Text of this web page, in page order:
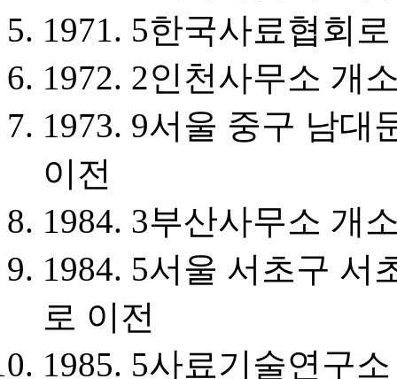
1971. 5한국사료협회
1972. 2인천사무소 개
1973. 9서울 중구 남대
이전
1984. 3부산사무소 개
1984. 5서울 서초구 서
로 이전
1985. 5사료기술연구